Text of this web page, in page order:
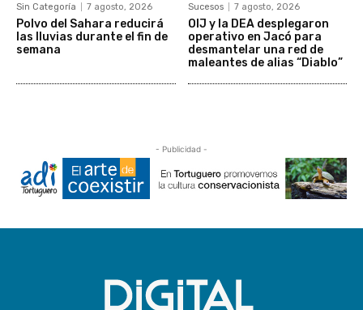
Sin Categoría 7 agosto, 2026
Polvo del Sahara reducirá
las lluvias durante el fin de
semana
Sucesos 7 agosto, 2026
OIJ y la DEA desplegaron
operativo en Jacó para
desmantelar una red de
maleantes de alias “Diablo”
- Publicidad -